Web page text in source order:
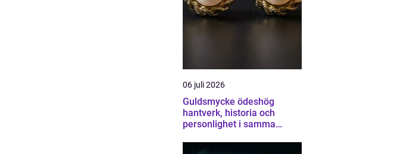
06 juli 2026
Guldsmycke ödeshög
hantverk, historia och
personlighet i samma